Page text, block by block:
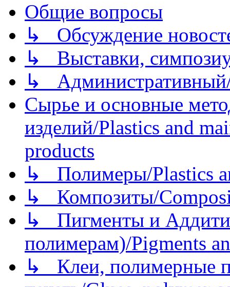
Общие вопросы
↳ Обсуждение
↳ Выставки,
↳
Сырье и основные
изделий/Plastics and
products
↳ Полимеры/Plastics
↳ Композиты/
↳ Пигменты и
полимерам)/Pigments
↳ Клеи, полимерные